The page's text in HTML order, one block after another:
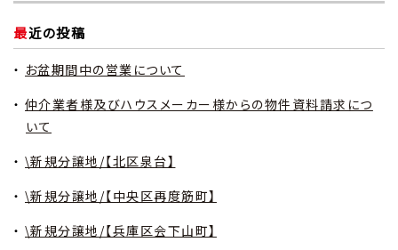
最近の投稿
お盆期間中の営業について
仲介業者様及びハウスメーカー様からの物件資料請求につ
いて
\新規分譲地/【北区泉台】
\新規分譲地/【中央区再度筋町】
\新規分譲地/【兵庫区会下山町】